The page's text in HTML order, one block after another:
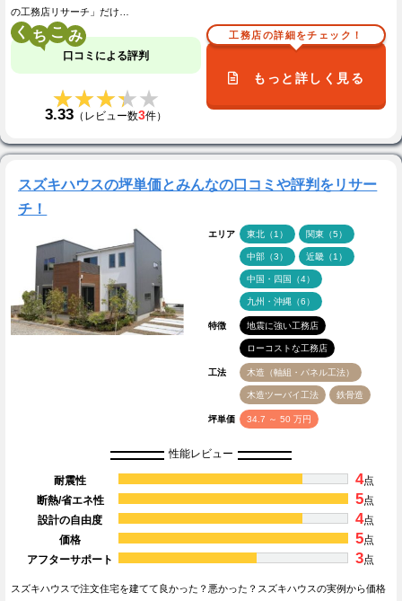
の工務店リサーチ」だけ…
く こ
口コミによる評判
★★★★★
★★★★★
3.33 （レビュー数3件）
工務店の詳細をチェック！
もっと詳しく見る
スズキハウスの坪単価とみんなの口コミや評判をリサー
チ！
エリア 東北（1） 関東（5）
中部（3） 近畿（1）
中国・四国（4）
九州・沖縄（6）
特徴 地震に強い工務店
ローコストな工務店
工法 木造（軸組・パネル工法）
木造ツーバイ工法 鉄骨造
坪単価 34.7 ～ 50 万円
性能レビュー
耐震性 4点
断熱/省エネ性
5点
設計の自由度
4点
価格
5点
アフターサポート
3点
スズキハウスで注文住宅を建てて良かった？悪かった？スズキハウスの実例から価格